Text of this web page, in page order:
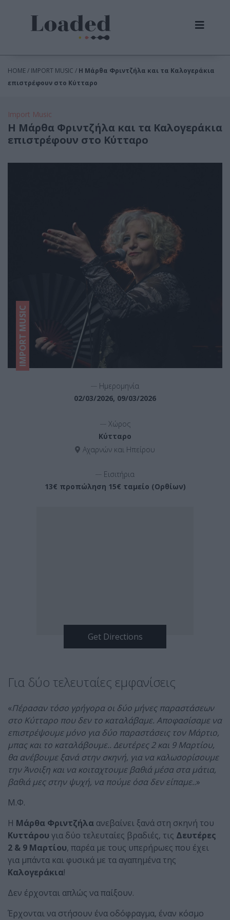
HOME / IMPORT MUSIC / Η Μάρθα Φριντζήλα και τα Καλογεράκια
επιστρέφουν στο Κύτταρο
Import Music
Η Μάρθα Φριντζήλα και τα Καλογεράκια
επιστρέφουν στο Κύτταρο
IMPORT MUSIC
Ημερομηνία
02/03/2026, 09/03/2026
Χώρος
Κύτταρο
Αχαρνών και Ηπείρου
Εισιτήρια
13€ προπώληση 15€ ταμείο (Ορθίων)
Για δύο τελευταίες εμφανίσεις
«Πέρασαν τόσο γρήγορα οι δύο μήνες παραστάσεων
στο Κύτταρο που δεν το καταλάβαμε. Αποφασίσαμε να
επιστρέψουμε μόνο για δύο παραστάσεις τον Μάρτιο,
μπας και το καταλάβουμε.. Δευτέρες 2 και 9 Μαρτίου,
θα ανέβουμε ξανά στην σκηνή, για να καλωσορίσουμε
την Άνοιξη και να κοιταχτουμε βαθιά μέσα στα μάτια,
βαθιά μες στην ψυχή, να πούμε όσα δεν είπαμε..»
Μ.Φ.
Η Μάρθα Φριντζήλα ανεβαίνει ξανά στη σκηνή του
Κυττάρου για δύο τελευταίες βραδιές, τις Δευτέρες
2 & 9 Μαρτίου, παρέα με τους υπερήρωες που έχει
για μπάντα και φυσικά με τα αγαπημένα της
Καλογεράκια!
Δεν έρχονται απλώς να παίξουν.
Έρχονται να στήσουν ένα οδόφραγμα, έναν κόσμο